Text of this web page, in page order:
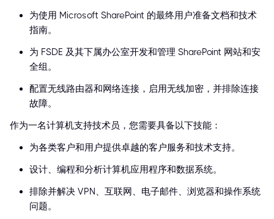
为使用 Microsoft SharePoint 的最终用户准备文档和技术
指南。
为 FSDE 及其下属办公室开发和管理 SharePoint 网站和安
全组。
配置无线路由器和网络连接，启用无线加密，并排除连接
故障。
作为一名计算机支持技术员，您需要具备以下技能：
为各类客户和用户提供卓越的客户服务和技术支持。
设计、编程和分析计算机应用程序和数据系统。
排除并解决 VPN、互联网、电子邮件、浏览器和操作系统
问题。